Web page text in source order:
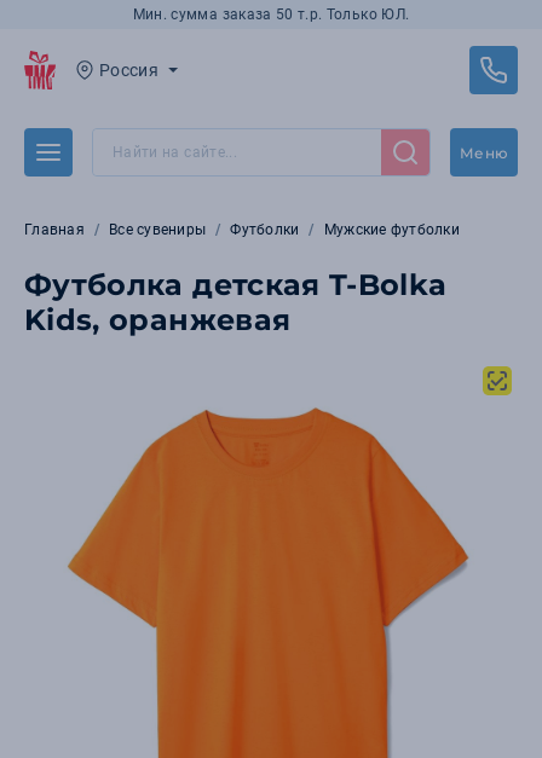
Мин. сумма заказа 50 т.р. Только ЮЛ.
Россия
Меню
Главная Все сувениры Футболки Мужские футболки
Футболка детская T-Bolka
Kids, оранжевая